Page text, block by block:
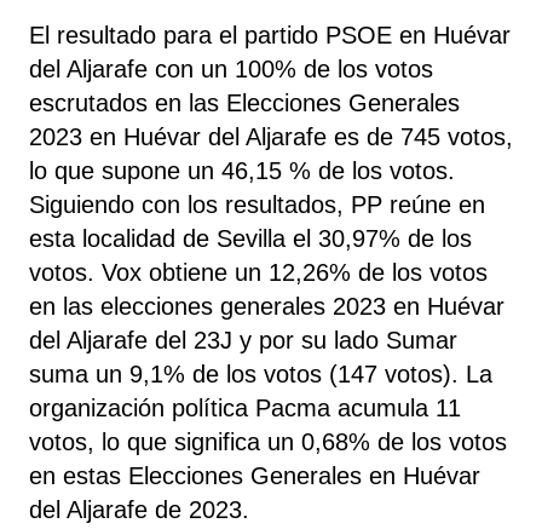
El resultado para el partido PSOE en Huévar
del Aljarafe con un 100% de los votos
escrutados en las Elecciones Generales
2023 en Huévar del Aljarafe es de 745 votos,
lo que supone un 46,15 % de los votos.
Siguiendo con los resultados, PP reúne en
esta localidad de Sevilla el 30,97% de los
votos. Vox obtiene un 12,26% de los votos
en las elecciones generales 2023 en Huévar
del Aljarafe del 23J y por su lado Sumar
suma un 9,1% de los votos (147 votos). La
organización política Pacma acumula 11
votos, lo que significa un 0,68% de los votos
en estas Elecciones Generales en Huévar
del Aljarafe de 2023.